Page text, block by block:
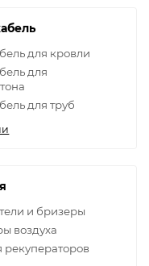
для кровли
для
для труб
и бризеры
воздуха
рекуператоров